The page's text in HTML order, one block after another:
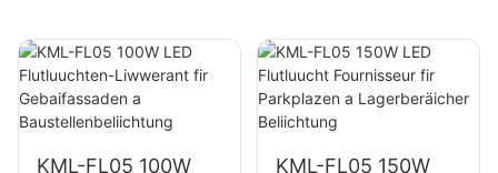
KML-FL05 100W
KML-FL05 150W